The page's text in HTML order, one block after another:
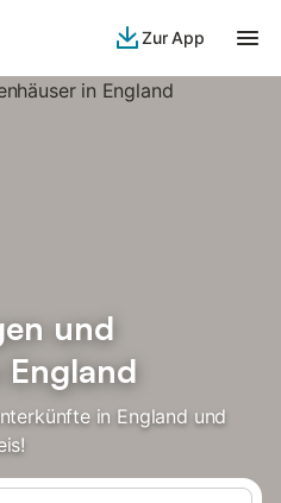
Zur App
und
England
in England und